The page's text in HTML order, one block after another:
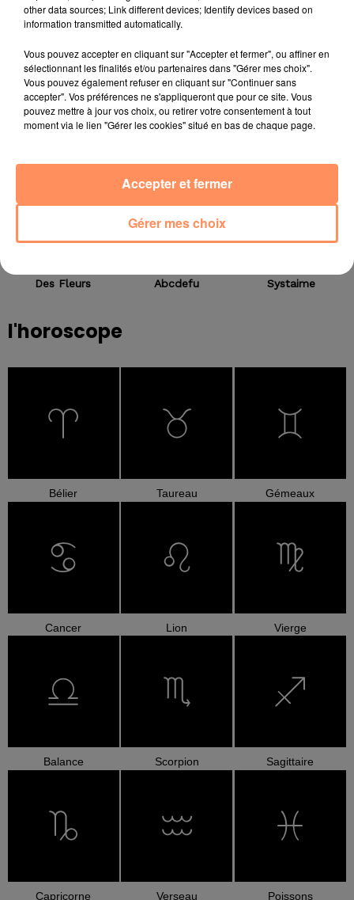
https://www.linkedin.com/in/vincent-de-guio-
titres diffusés
Des Fleurs Abcdefu Systaime
l'horoscope
Bélier Taureau Gémeaux
Cancer Lion Vierge
Balance Scorpion Sagittaire
Capricorne Verseau Poissons
other data sources; Link different devices; Identify devices based on
information transmitted automatically.
Vous pouvez accepter en cliquant sur "Accepter et fermer", ou affiner en
sélectionnant les finalités et/ou partenaires dans "Gérer mes choix".
Vous pouvez également refuser en cliquant sur "Continuer sans
accepter". Vos préférences ne s'appliqueront que pour ce site. Vous
pouvez mettre à jour vos choix, ou retirer votre consentement à tout
moment via le lien "Gérer les cookies" situé en bas de chaque page.
Gérer mes choix
Accepter et fermer